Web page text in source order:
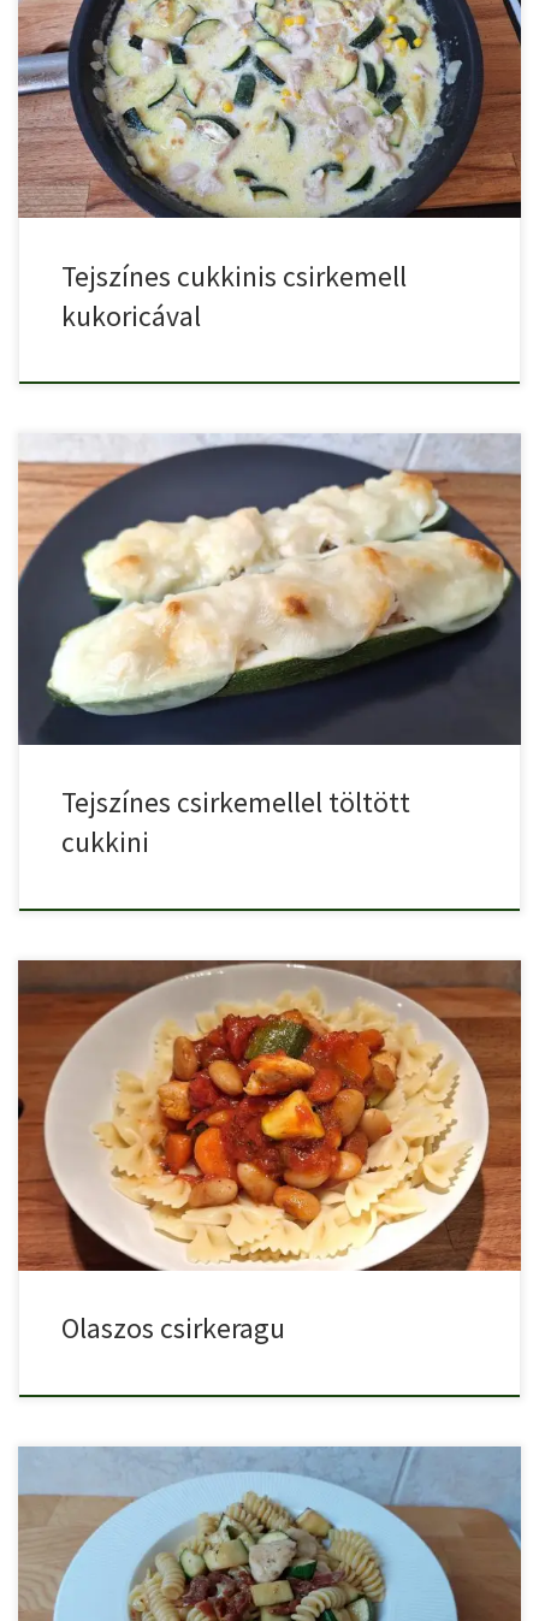
Kapros tejszínes cukkinis csirkemell kukoricával krémes, isteni
finom szaftos étel, […]
Tejszínes cukkinis csirkemell
kukoricával
Tejszínes csirkemellel töltött cukkini egy finom, szaftos csirkés
cukkini recept.
Tejszínes csirkemellel töltött
cukkini
Az olaszos csirkemell ragu ötletét a minestrone leves adta,
hasonló […]
Olaszos csirkeragu
Tejszínes cukkinis csirkés tészta aszalt paradicsommal egy finom,
laktató, gyorsan […]